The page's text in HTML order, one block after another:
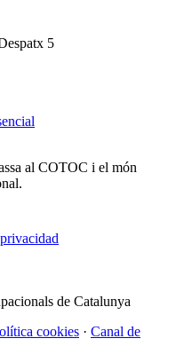
5
al COTOC i el món
de Catalunya
cookies · Canal de